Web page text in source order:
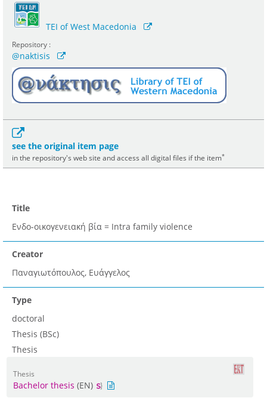
TEI of West Macedonia
Repository :
@naktisis
see the original item page
in the repository's web site and access all digital files if the item*
Title
Ενδο-οικογενειακή βία = Ιntra family violence
Creator
Παναγιωτόπουλος, Ευάγγελος
Type
doctoral
Thesis (BSc)
Thesis
Thesis
Bachelor thesis (EN)